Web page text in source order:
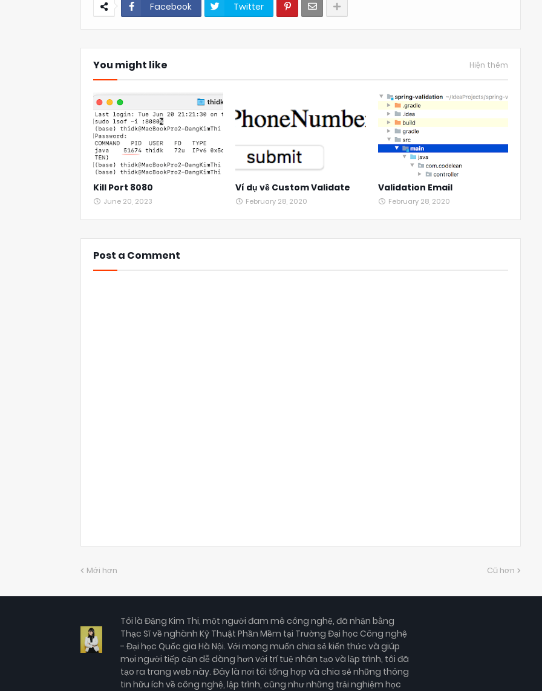
Facebook Twitter
You might like Hiện thêm
Kill Port 8080
June 20, 2023
Ví dụ về Custom Validate
February 28, 2020
Validation Email
February 28, 2020
Post a Comment
Mới hơn Cũ hơn
Tôi là Đặng Kim Thi, một người đam mê công nghệ, đã nhận bằng
Thạc Sĩ về nghành Kỹ Thuật Phần Mềm tại Trường Đại học Công nghệ
- Đại học Quốc gia Hà Nội. Với mong muốn chia sẻ kiến thức và giúp
mọi người tiếp cận dễ dàng hơn với trí tuệ nhân tạo và lập trình, tôi đã
tạo ra trang web này. Đây là nơi tôi tổng hợp và chia sẻ những thông
tin hữu ích về công nghệ, lập trình, cũng như những trải nghiệm học